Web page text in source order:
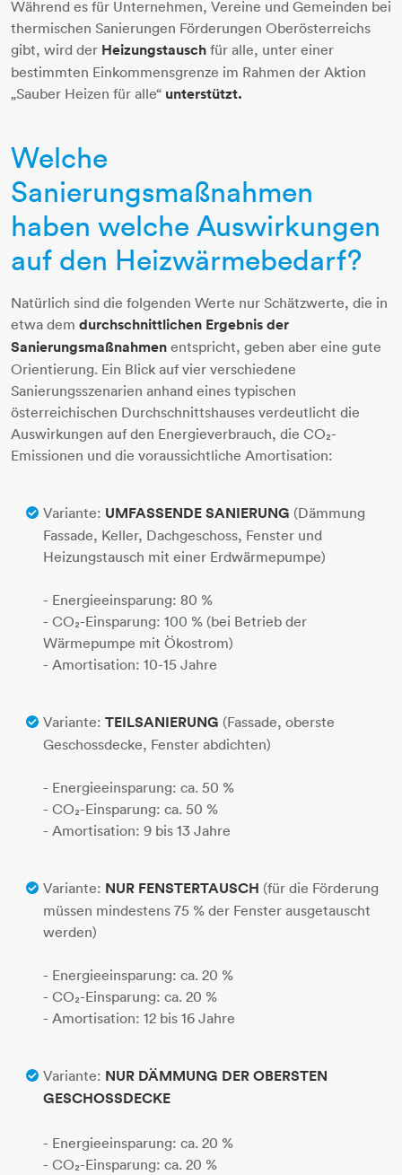
Während es für Unternehmen, Vereine und Gemeinden bei
thermischen Sanierungen Förderungen Oberösterreichs
gibt, wird der Heizungstausch für alle, unter einer
bestimmten Einkommensgrenze im Rahmen der Aktion
„Sauber Heizen für alle“ unterstützt.
Welche
Sanierungsmaßnahmen
haben welche Auswirkungen
auf den Heizwärmebedarf?
Natürlich sind die folgenden Werte nur Schätzwerte, die in
etwa dem durchschnittlichen Ergebnis der
Sanierungsmaßnahmen entspricht, geben aber eine gute
Orientierung. Ein Blick auf vier verschiedene
Sanierungsszenarien anhand eines typischen
österreichischen Durchschnittshauses verdeutlicht die
Auswirkungen auf den Energieverbrauch, die CO₂-
Emissionen und die voraussichtliche Amortisation:
Variante: UMFASSENDE SANIERUNG (Dämmung
Fassade, Keller, Dachgeschoss, Fenster und
Heizungstausch mit einer Erdwärmepumpe)​​​​​​​
- Energieeinsparung: 80 %
- CO₂-Einsparung: 100 % (bei Betrieb der
Wärmepumpe mit Ökostrom)
- Amortisation: 10-15 Jahre
Variante: TEILSANIERUNG (Fassade, oberste
Geschossdecke, Fenster abdichten)​​​​​​​
- Energieeinsparung: ca. 50 %
- CO₂-Einsparung: ca. 50 %
- Amortisation: 9 bis 13 Jahre
​​​​​​​Variante: NUR FENSTERTAUSCH (für die Förderung
müssen mindestens 75 % der Fenster ausgetauscht
werden)
- Energieeinsparung: ca. 20 %
- CO₂-Einsparung: ca. 20 %
- Amortisation: 12 bis 16 Jahre
Variante: NUR DÄMMUNG DER OBERSTEN
GESCHOSSDECKE​​​​​​​
- Energieeinsparung: ca. 20 %
- CO₂-Einsparung: ca. 20 %